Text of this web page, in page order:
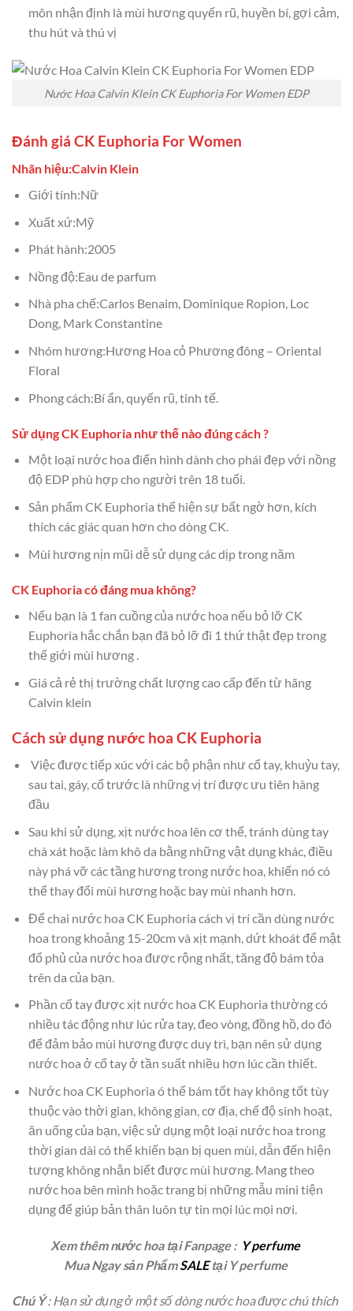
môn nhận định là mùi hương quyến rũ, huyền bí, gợi cảm,
thu hút và thú vị
Nước Hoa Calvin Klein CK Euphoria For Women EDP
Đánh giá CK Euphoria For Women
Nhãn hiệu:Calvin Klein
Giới tính:Nữ
Xuất xứ:Mỹ
Phát hành:2005
Nồng độ:Eau de parfum
Nhà pha chế:Carlos Benaim, Dominique Ropion, Loc
Dong, Mark Constantine
Nhóm hương:Hương Hoa cỏ Phương đông – Oriental
Floral
Phong cách:Bí ẩn, quyến rũ, tinh tế.
Sử dụng CK Euphoria như thế nào đúng cách ?
Một loại nước hoa điển hình dành cho phái đẹp với nồng
độ EDP phù hợp cho người trên 18 tuổi.
Sản phẩm CK Euphoria thể hiện sự bất ngờ hơn, kích
thích các giác quan hơn cho dòng CK.
Mùi hương nịn mũi dễ sử dụng các dịp trong năm
CK Euphoria có đáng mua không?
Nếu bạn là 1 fan cuồng của nước hoa nếu bỏ lỡ CK
Euphoria hắc chắn bạn đã bỏ lỡ đi 1 thứ thật đẹp trong
thế giới mùi hương .
Giá cả rẻ thị trường chất lượng cao cấp đến từ hãng
Calvin klein
Cách sử dụng nước hoa CK Euphoria
Việc được tiếp xúc với các bộ phận như cổ tay, khuỷu tay,
sau tai, gáy, cổ trước là những vị trí được ưu tiên hàng
đầu
Sau khi sử dụng, xịt nước hoa lên cơ thể, tránh dùng tay
chà xát hoặc làm khô da bằng những vật dụng khác, điều
này phá vỡ các tầng hương trong nước hoa, khiến nó có
thể thay đổi mùi hương hoặc bay mùi nhanh hơn.
Để chai nước hoa CK Euphoria cách vị trí cần dùng nước
hoa trong khoảng 15-20cm và xịt mạnh, dứt khoát để mật
đổ phủ của nước hoa được rộng nhất, tăng độ bám tỏa
trên da của bạn.
Phần cổ tay được xịt nước hoa CK Euphoria thường có
nhiều tác động như lúc rửa tay, đeo vòng, đồng hồ, do đó
để đảm bảo mùi hương được duy trì, bạn nên sử dụng
nước hoa ở cổ tay ở tần suất nhiều hơn lúc cần thiết.
Nước hoa CK Euphoria ó thể bám tốt hay không tốt tùy
thuộc vào thời gian, không gian, cơ địa, chế độ sinh hoạt,
ăn uống của bạn, việc sử dụng một loại nước hoa trong
thời gian dài có thể khiến bạn bị quen mùi, dẫn đến hiện
tượng không nhận biết được mùi hương. Mang theo
nước hoa bên mình hoặc trang bị những mẫu mini tiện
dụng để giúp bản thân luôn tự tin mọi lúc mọi nơi.
Xem thêm nước hoa tại Fanpage : Y perfume
Mua Ngay sản PhẩmSALEtại Y perfume
Chú Ý: Hạn sử dụng ở một số dòng nước hoa được chú thích